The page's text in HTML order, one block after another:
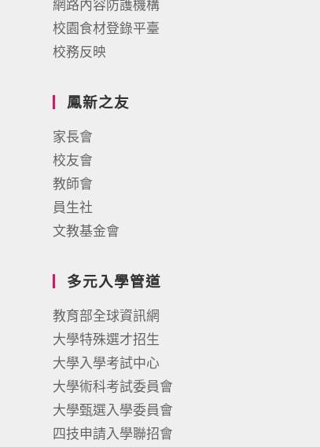
網路內容防護機構
校園食材登錄平臺
校務反映
鳳新之友
家長會
校友會
教師會
員生社
文教基金會
多元入學管道
教育部全球資訊網
大學特殊選才招生
大學入學考試中心
大學術科考試委員會
大學甄選入學委員會
四技申請入學聯招會